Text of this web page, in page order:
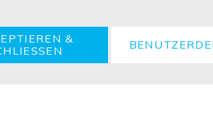
AGBsCookie Retouren
&